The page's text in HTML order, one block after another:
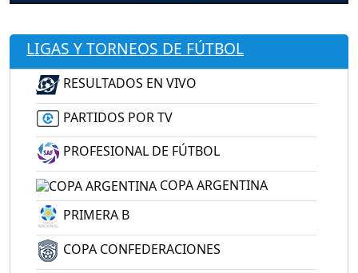
LIGAS Y TORNEOS DE FÚTBOL
RESULTADOS EN VIVO
PARTIDOS POR TV
PROFESIONAL DE FÚTBOL
COPA ARGENTINA
PRIMERA B
COPA CONFEDERACIONES